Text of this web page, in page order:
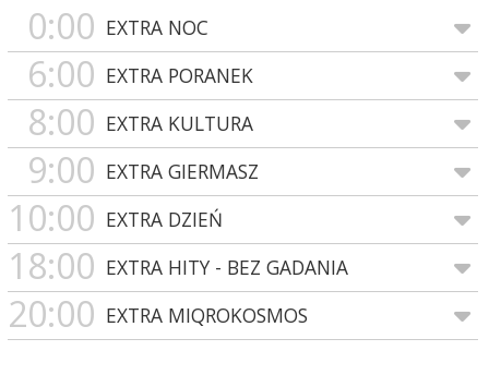
0:00 EXTRA NOC
6:00 EXTRA PORANEK
8:00 EXTRA KULTURA
9:00 EXTRA GIERMASZ
10:00 EXTRA DZIEŃ
18:00 EXTRA HITY - BEZ GADANIA
20:00 EXTRA MIQROKOSMOS